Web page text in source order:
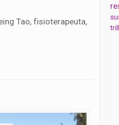
Tao, fisioterapeuta,